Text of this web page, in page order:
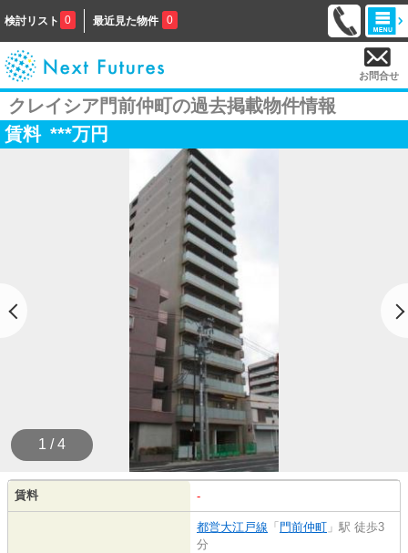
検討リスト 0 最近見た物件 0
お問合せ
クレイシア門前仲町の過去掲載物件情報
賃料 ***万円
1 / 4
賃料 -
都営大江戸線 「 門前仲町 」駅 徒歩3
分